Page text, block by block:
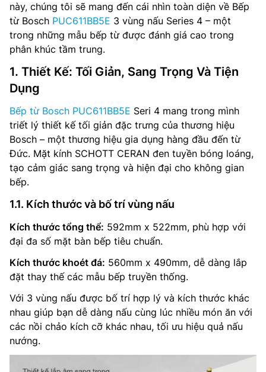
này, chúng tôi sẽ mang đến cái nhìn toàn diện về Bếp
từ Bosch PUC611BB5E 3 vùng nấu Series 4 – một
trong những mẫu bếp từ được đánh giá cao trong
phân khúc tầm trung.
1. Thiết Kế: Tối Giản, Sang Trọng Và Tiện
Dụng
Bếp từ Bosch PUC611BB5E Seri 4 mang trong mình
triết lý thiết kế tối giản đặc trưng của thương hiệu
Bosch – một thương hiệu gia dụng hàng đầu đến từ
Đức. Mặt kính SCHOTT CERAN đen tuyền bóng loáng,
tạo cảm giác sang trọng và hiện đại cho không gian
bếp.
1.1. Kích thước và bố trí vùng nấu
Kích thước tổng thể: 592mm x 522mm, phù hợp với
đại đa số mặt bàn bếp tiêu chuẩn.
Kích thước khoét đá: 560mm x 490mm, dễ dàng lắp
đặt thay thế các mẫu bếp truyền thống.
Với 3 vùng nấu được bố trí hợp lý và kích thước khác
nhau giúp bạn dễ dàng nấu cùng lúc nhiều món ăn với
các nồi chảo kích cỡ khác nhau, tối ưu hiệu quả nấu
nướng.